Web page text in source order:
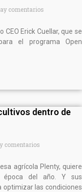
comentarios
Erick Cuellar, que se
el programa Open
dentro de
comentarios
agrícola Plenty, quiere
época del año. Y sus
optimizar las condiciones